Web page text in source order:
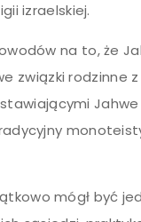
izraelskiej.
na to, że
związki rodzinne
mógł być